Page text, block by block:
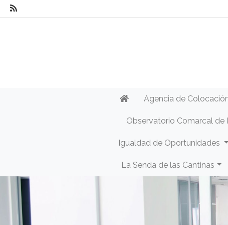
Agencia de
Observatorio Comarcal de
Igualdad de Oportunidades
La Senda de las Cantinas